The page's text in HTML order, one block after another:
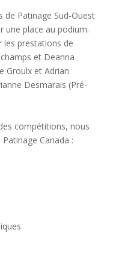
de Patinage Sud-Ouest
place au podium.
les prestations de
et Deanna
Groulx et Adrian
Desmarais (Pré-
compétitions, nous
Canada :